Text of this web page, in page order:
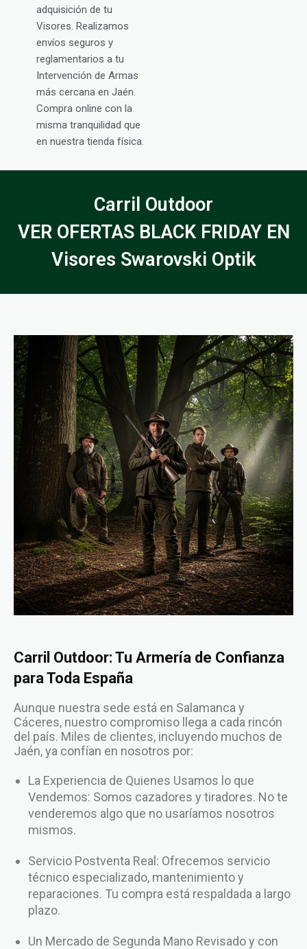
adquisición de tu
Visores. Realizamos
envíos seguros y
reglamentarios a tu
Intervención de Armas
más cercana en Jaén.
Compra online con la
misma tranquilidad que
en nuestra tienda física.
Carril Outdoor
VER OFERTAS BLACK FRIDAY EN
Visores Swarovski Optik
Carril Outdoor: Tu Armería de Confianza
para Toda España
Aunque nuestra sede está en Salamanca y
Cáceres, nuestro compromiso llega a cada rincón
del país. Miles de clientes, incluyendo muchos de
Jaén, ya confían en nosotros por:
La Experiencia de Quienes Usamos lo que
Vendemos: Somos cazadores y tiradores. No te
venderemos algo que no usaríamos nosotros
mismos.
Servicio Postventa Real: Ofrecemos servicio
técnico especializado, mantenimiento y
reparaciones. Tu compra está respaldada a largo
plazo.
Un Mercado de Segunda Mano Revisado y con